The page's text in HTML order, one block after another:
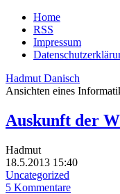
Home
RSS
Impressum
Hadmut Danisch
Ansichten eines
Auskunft der
Hadmut
18.5.2013 15:40
Uncategorized
5 Kommentare